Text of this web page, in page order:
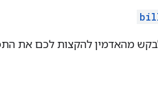
מהאדמין להקצות לכם את